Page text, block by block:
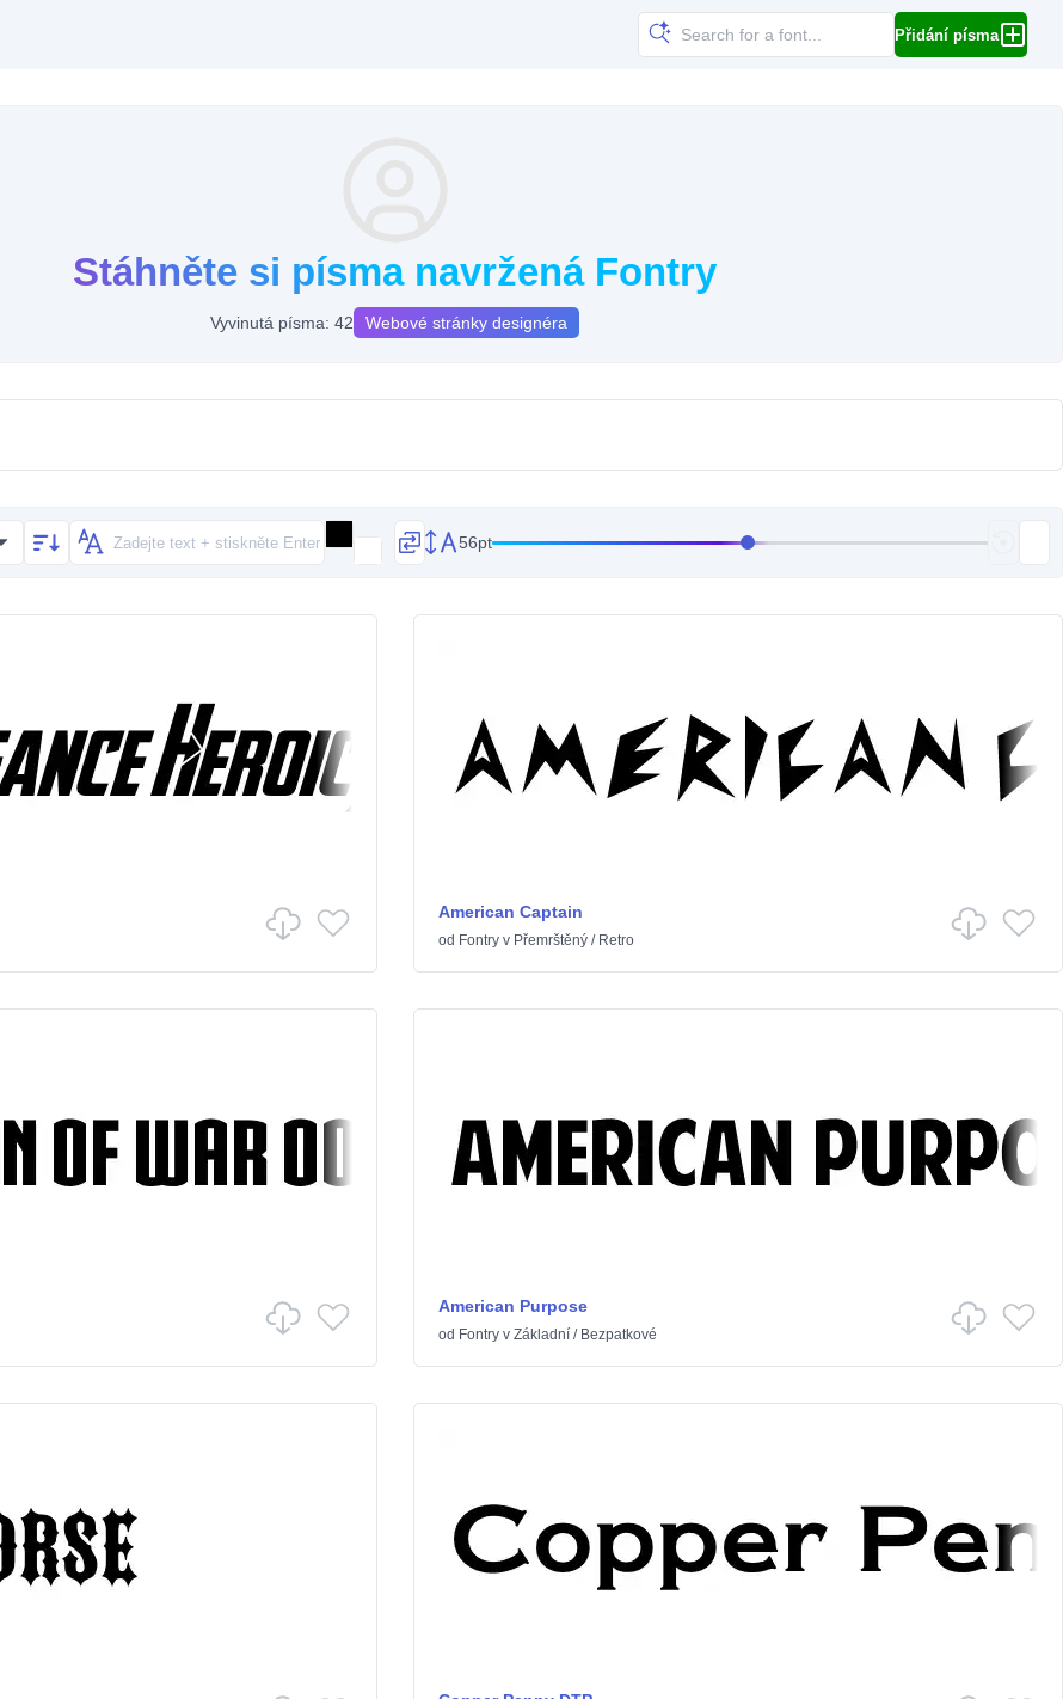
Přidání písma
Stáhněte si písma navržená Fontry
Vyvinutá písma: 42 Webové stránky designéra
56pt
American Captain
od Fontryv Přemrštěný/ Retro
American Purpose
od Fontryv Základní/ Bezpatkové